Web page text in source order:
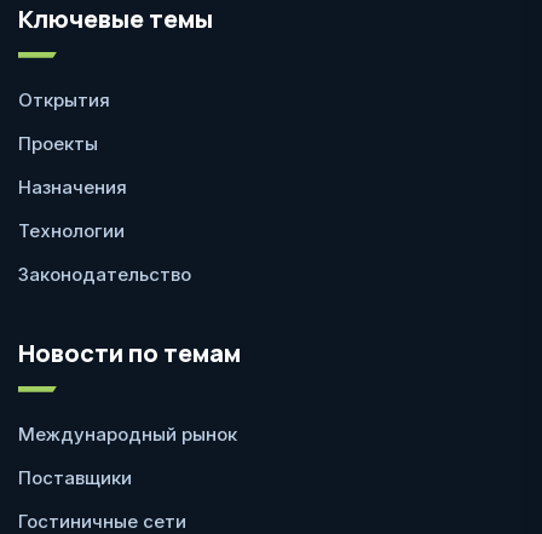
Ключевые темы
Открытия
Проекты
Назначения
Технологии
Законодательство
Новости по темам
Международный рынок
Поставщики
Гостиничные сети